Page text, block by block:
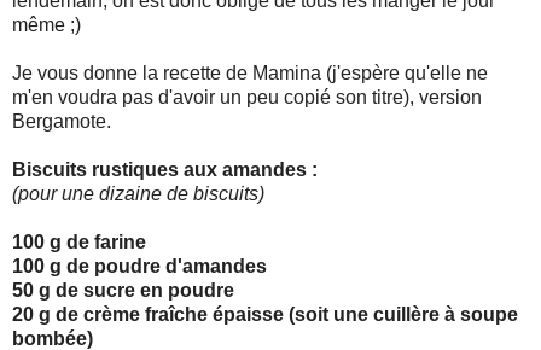
même ;)
Je vous donne la recette de Mamina (j'espère qu'elle ne
m'en voudra pas d'avoir un peu copié son titre), version
Bergamote.
Biscuits rustiques aux amandes :
(pour une dizaine de biscuits)
100 g de farine
100 g de poudre d'amandes
50 g de sucre en poudre
20 g de crème fraîche épaisse (soit une cuillère à soupe
bombée)